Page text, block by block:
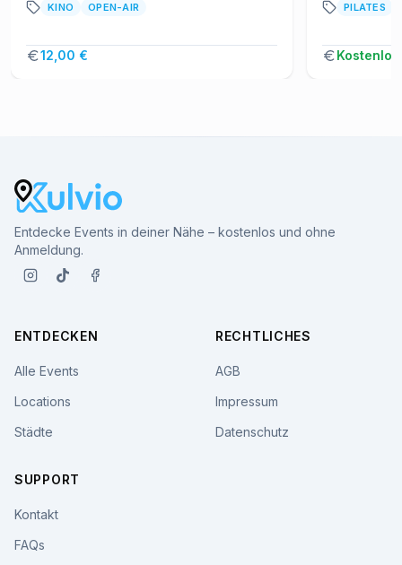
KINO OPEN-AIR
12,00 €
PILATES
Kostenlos
Entdecke Events in deiner Nähe – kostenlos und ohne
Anmeldung.
ENTDECKEN
Alle Events
Locations
Städte
RECHTLICHES
AGB
Impressum
Datenschutz
SUPPORT
Kontakt
FAQs